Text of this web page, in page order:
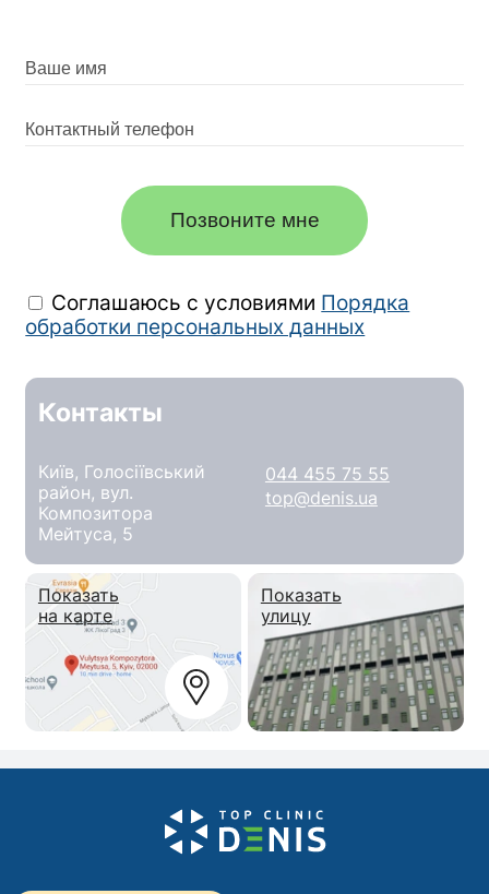
Позвоните мне
Соглашаюсь с условиями Порядка
обработки персональных данных
Контакты
Київ, Голосіївський
район, вул.
Композитора
Мейтуса, 5
044 455 75 55
top@denis.ua
Показать
на карте
Показать
улицу